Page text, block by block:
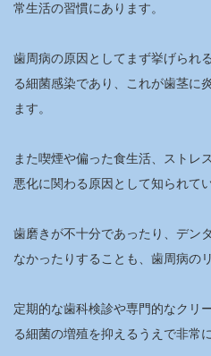
常生活の習慣にあります。
歯周病の原因としてまず挙げられ
る細菌感染であり、これが歯茎に
ます。
また喫煙や偏った食生活、ストレ
悪化に関わる原因として知られてい
歯磨きが不十分であったり、デン
なかったりすることも、歯周病の
定期的な歯科検診や専門的なクリ
る細菌の増殖を抑えるうえで非常